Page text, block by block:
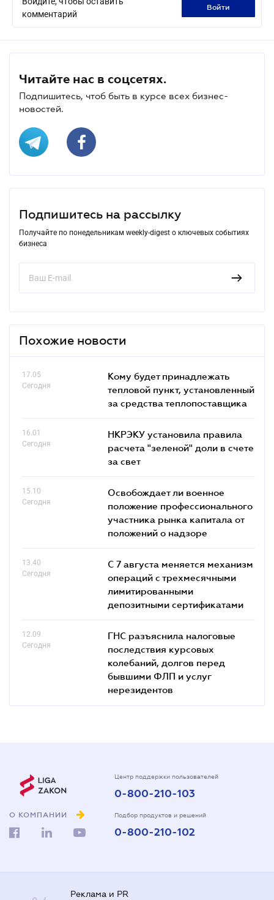
комментарий
войти
Читайте нас в соцсетях.
Подпишитесь, чтоб быть в курсе всех бизнес-
новостей.
Подпишитесь на рассылку
Получайте по понедельникам weekly-digest о ключевых событиях
бизнеса
Похожие новости
17.05
Сегодня
Кому будет принадлежать
тепловой пункт, установленный
за средства теплопоставщика
16.01
Сегодня
НКРЭКУ установила правила
расчета "зеленой" доли в счете
за свет
15.10
Сегодня
Освобождает ли военное
положение профессионального
участника рынка капитала от
положений о надзоре
13.40
Сегодня
С 7 августа меняется механизм
операций с трехмесячными
лимитированными
депозитными сертификатами
12.09
Сегодня
ГНС разъяснила налоговые
последствия курсовых
колебаний, долгов перед
бывшими ФЛП и услуг
нерезидентов
О КОМПАНИИ
Центр поддержки пользователей
0-800-210-103
Подбор продуктов и решений
0-800-210-102
Реклама и PR